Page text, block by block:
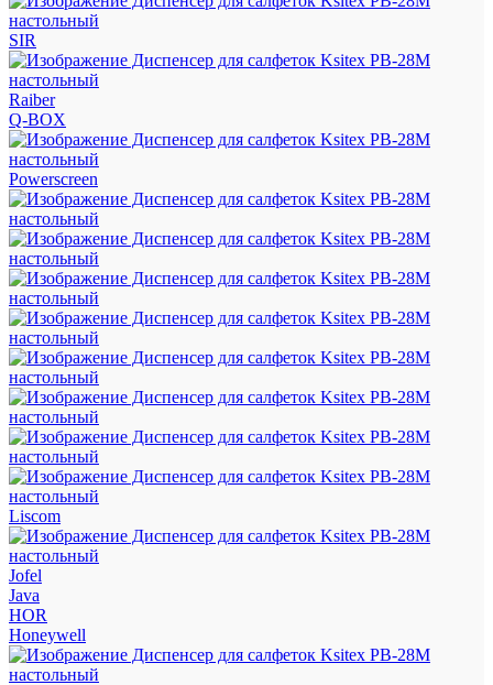
SIR
Raiber
Q-BOX
Powerscreen
Liscom
Jofel
Java
HOR
Honeywell